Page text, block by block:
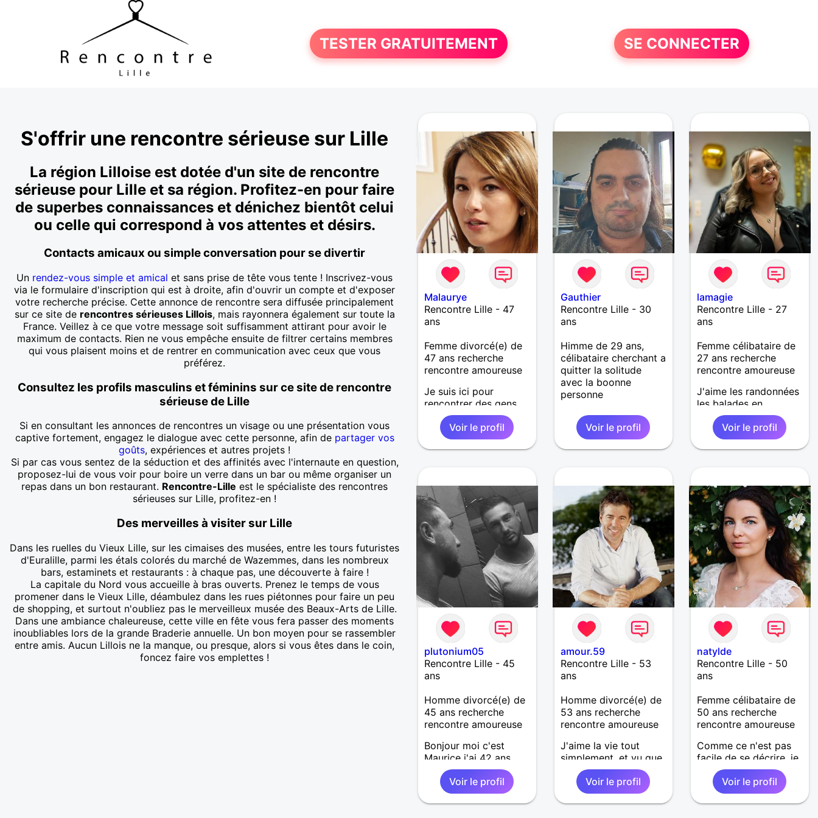
TESTER GRATUITEMENT SE CONNECTER
S'offrir une rencontre sérieuse sur Lille
La région Lilloise est dotée d'un site de rencontre
sérieuse pour Lille et sa région. Profitez-en pour faire
de superbes connaissances et dénichez bientôt celui
ou celle qui correspond à vos attentes et désirs.
Contacts amicaux ou simple conversation pour se divertir
Un rendez-vous simple et amical et sans prise de tête vous tente ! Inscrivez-vous
via le formulaire d'inscription qui est à droite, afin d'ouvrir un compte et d'exposer
votre recherche précise. Cette annonce de rencontre sera diffusée principalement
sur ce site de rencontres sérieuses Lillois, mais rayonnera également sur toute la
France. Veillez à ce que votre message soit suffisamment attirant pour avoir le
maximum de contacts. Rien ne vous empêche ensuite de filtrer certains membres
qui vous plaisent moins et de rentrer en communication avec ceux que vous
préférez.
Consultez les profils masculins et féminins sur ce site de rencontre
sérieuse de Lille
Si en consultant les annonces de rencontres un visage ou une présentation vous
captive fortement, engagez le dialogue avec cette personne, afin de partager vos
goûts, expériences et autres projets !
Si par cas vous sentez de la séduction et des affinités avec l'internaute en question,
proposez-lui de vous voir pour boire un verre dans un bar ou même organiser un
repas dans un bon restaurant. Rencontre-Lille est le spécialiste des rencontres
sérieuses sur Lille, profitez-en !
Des merveilles à visiter sur Lille
Dans les ruelles du Vieux Lille, sur les cimaises des musées, entre les tours futuristes
d'Euralille, parmi les étals colorés du marché de Wazemmes, dans les nombreux
bars, estaminets et restaurants : à chaque pas, une découverte à faire !
La capitale du Nord vous accueille à bras ouverts. Prenez le temps de vous
promener dans le Vieux Lille, déambulez dans les rues piétonnes pour faire un peu
de shopping, et surtout n'oubliez pas le merveilleux musée des Beaux-Arts de Lille.
Dans une ambiance chaleureuse, cette ville en fête vous fera passer des moments
inoubliables lors de la grande Braderie annuelle. Un bon moyen pour se rassembler
entre amis. Aucun Lillois ne la manque, ou presque, alors si vous êtes dans le coin,
foncez faire vos emplettes !
Malaurye
Rencontre Lille - 47
ans
Femme divorcé(e) de
47 ans recherche
rencontre amoureuse
Je suis ici pour
rencontrer des gens
sympas pour discuter,
échanger, plaisanter
dans un esprit
empreint de respect et
Voir le profil
Gauthier
Rencontre Lille - 30
ans
Himme de 29 ans,
célibataire cherchant a
quitter la solitude
avec la boonne
personne
Voir le profil
lamagie
Rencontre Lille - 27
ans
Femme célibataire de
27 ans recherche
rencontre amoureuse
J'aime les randonnées
les balades en
montagne le ski le surf
la ldanse la lecture
Voir le profil
plutonium05
Rencontre Lille - 45
ans
Homme divorcé(e) de
45 ans recherche
rencontre amoureuse
Bonjour moi c'est
Maurice j'ai 42 ans
Voir le profil
amour.59
Rencontre Lille - 53
ans
Homme divorcé(e) de
53 ans recherche
rencontre amoureuse
J'aime la vie tout
simplement, et vu que
nous n'en avons
qu'une, profitons-en
en pleinement. J'aime
rire, je suis spontané
Voir le profil
natylde
Rencontre Lille - 50
ans
Femme célibataire de
50 ans recherche
rencontre amoureuse
Comme ce n'est pas
facile de se décrire, je
vais résumer ce que
les autres pensent de
moi. Je suis bonne
vivante, douce,
Voir le profil